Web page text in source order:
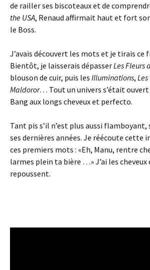
de railler ses biscoteaux et de
the USA, Renaud affirmait haut et fort
le Boss.
J’avais découvert les mots et je tirais ce
Bientôt, je laisserais dépasserLes Fleurs
blouson de cuir, puis les Illuminations,
Maldoror… Tout un univers s’était ouvert
Bang aux longs cheveux et perfecto.
Tant pis s’il n’est plus aussi flamboyant,
ses dernières années. Je réécoute cette
ces premiers mots : «Eh, Manu, rentre
larmes plein ta bière …» J’ai les cheveux
repoussent.